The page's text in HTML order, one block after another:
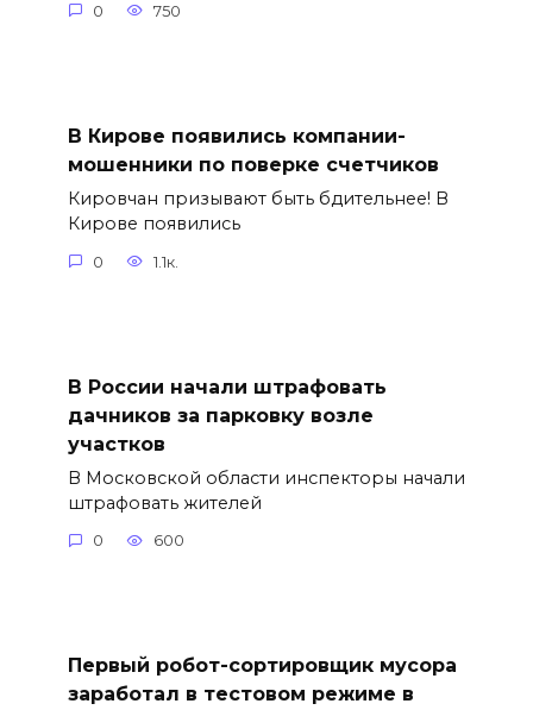
0 750
В Кирове появились компании-
мошенники по поверке счетчиков
Кировчан призывают быть бдительнее! В
Кирове появились
0 1.1к.
В России начали штрафовать
дачников за парковку возле
участков
В Московской области инспекторы начали
штрафовать жителей
0 600
Первый робот-сортировщик мусора
заработал в тестовом режиме в